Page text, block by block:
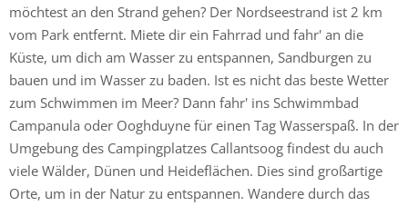
möchtest an den Strand gehen? Der Nordseestrand ist 2 km
vom Park entfernt. Miete dir ein Fahrrad und fahr' an die
Küste, um dich am Wasser zu entspannen, Sandburgen zu
bauen und im Wasser zu baden. Ist es nicht das beste Wetter
zum Schwimmen im Meer? Dann fahr' ins Schwimmbad
Campanula oder Ooghduyne für einen Tag Wasserspaß. In der
Umgebung des Campingplatzes Callantsoog findest du auch
viele Wälder, Dünen und Heideflächen. Dies sind großartige
Orte, um in der Natur zu entspannen. Wandere durch das